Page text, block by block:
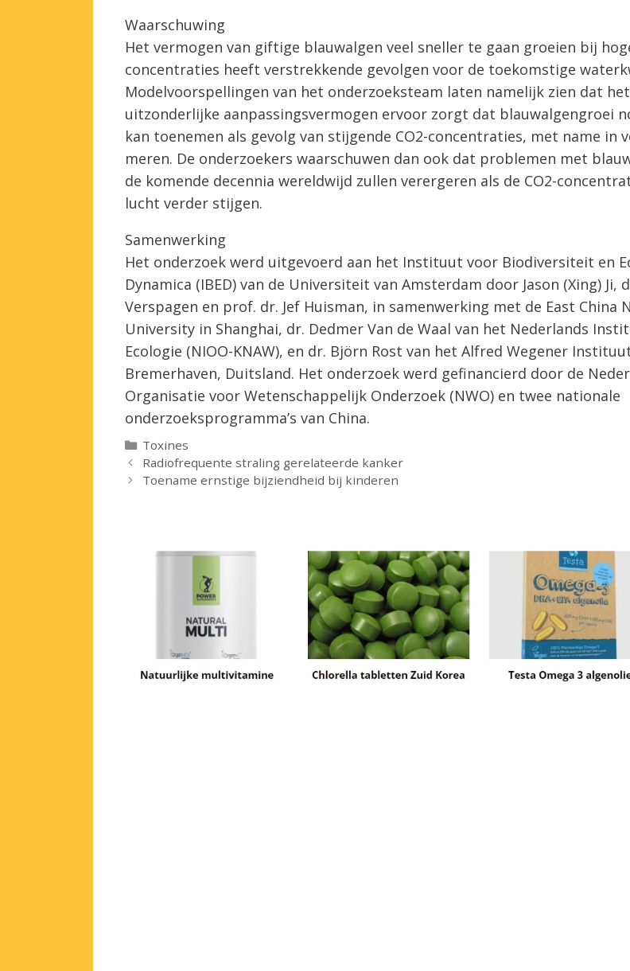
Waarschuwing
Het vermogen van giftige blauwalgen veel sneller te gaan groeien bij
concentraties heeft verstrekkende gevolgen voor de toekomstige
Modelvoorspellingen van het onderzoeksteam laten namelijk zien dat het
uitzonderlijke aanpassingsvermogen ervoor zorgt dat blauwalgengroei
kan toenemen als gevolg van stijgende CO2-concentraties, met name in
meren. De onderzoekers waarschuwen dan ook dat problemen met
de komende decennia wereldwijd zullen verergeren als de CO2-
lucht verder stijgen.
Samenwerking
Het onderzoek werd uitgevoerd aan het Instituut voor Biodiversiteit en
Dynamica (IBED) van de Universiteit van Amsterdam door Jason (Xing) Ji,
Verspagen en prof. dr. Jef Huisman, in samenwerking met de East China
University in Shanghai, dr. Dedmer Van de Waal van het Nederlands
Ecologie (NIOO-KNAW), en dr. Björn Rost van het Alfred Wegener
Bremerhaven, Duitsland. Het onderzoek werd gefinancierd door de
Organisatie voor Wetenschappelijk Onderzoek (NWO) en twee nationale
onderzoeksprogramma’s van China.
Categorieën
Toxines
Radiofrequente straling gerelateerde kanker
Toename ernstige bijziendheid bij kinderen